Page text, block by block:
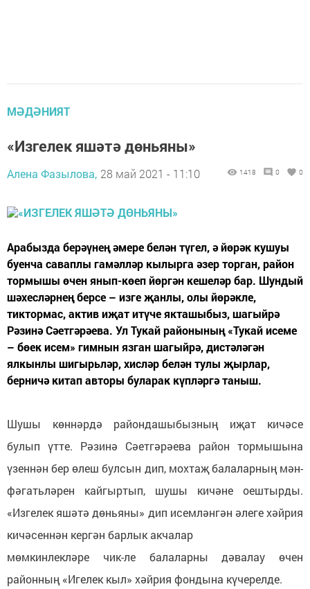
МӘДӘНИЯТ
«Изгелек яшәтә дөньяны»
Алена Фазылова, 28 май 2021 - 11:10 1418 0 0
Арабызда берәүнең әмере белән түгел, ә йөрәк кушуы
буенча саваплы гамәлләр кылырга әзер торган, район
тормышы өчен янып-көеп йөргән кешеләр бар. Шундый
шәхесләрнең берсе – изге җанлы, олы йөрәкле,
тиктормас, актив иҗат итүче якташыбыз, шагыйрә
Рәзинә Сәетгәрәева. Ул Тукай районының «Тукай исеме
– бөек исем» гимнын язган шагыйрә, дистәләгән
ялкынлы шигырьләр, хисләр белән тулы җырлар,
берничә китап авторы буларак күпләргә таныш.
Шушы көннәрдә райондашыбызның иҗат кичәсе
булып үтте. Рәзинә Сәетгәрәева район тормышына
үзеннән бер өлеш булсын дип, мохтаҗ балаларның мән-
фәгатьләрен кайгыртып, шушы кичәне оештырды.
«Изгелек яшәтә дөньяны» дип исемләнгән әлеге хәйрия
кичәсеннән кергән барлык акчалар
мөмкинлекләре чик-ле балаларны дәвалау өчен
районның «Игелек кыл» хәйрия фондына күчерелде.